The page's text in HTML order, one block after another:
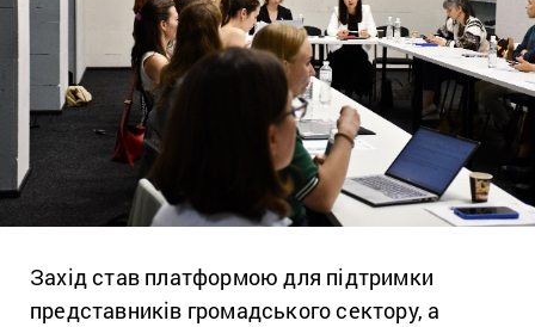
Захід став платформою для підтримки
представників громадського сектору, а